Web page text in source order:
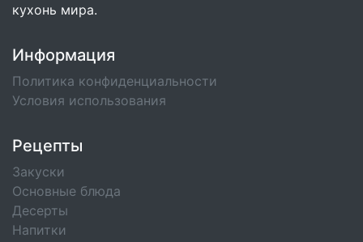
кухонь мира.
Информация
Политика конфиденциальности
Условия использования
Рецепты
Закуски
Основные блюда
Десерты
Напитки